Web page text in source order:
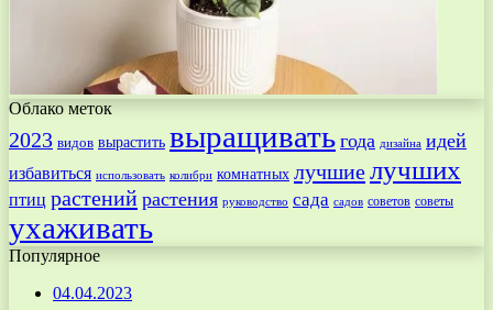
Облако меток
2023 видов вырастить выращивать года дизайна идей
избавиться использовать колибри комнатных лучшиелучших
птиц растений растения руководство сада садов советов советы
ухаживать
Популярное
04.04.2023